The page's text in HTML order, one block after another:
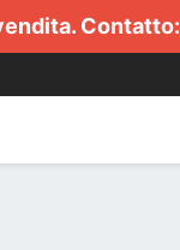
Contatto: